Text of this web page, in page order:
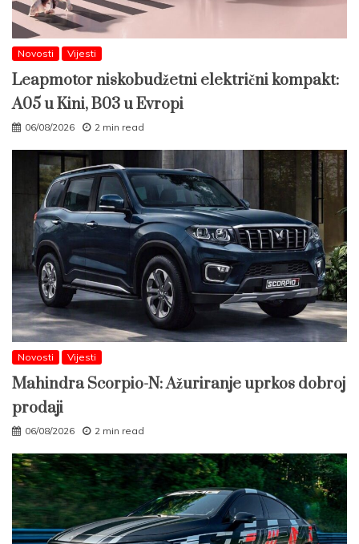
Novosti Vijesti
Leapmotor niskobudžetni električni kompakt:
A05 u Kini, B03 u Evropi
06/08/2026 2 min read
Novosti Vijesti
Mahindra Scorpio-N: Ažuriranje uprkos dobroj
prodaji
06/08/2026 2 min read